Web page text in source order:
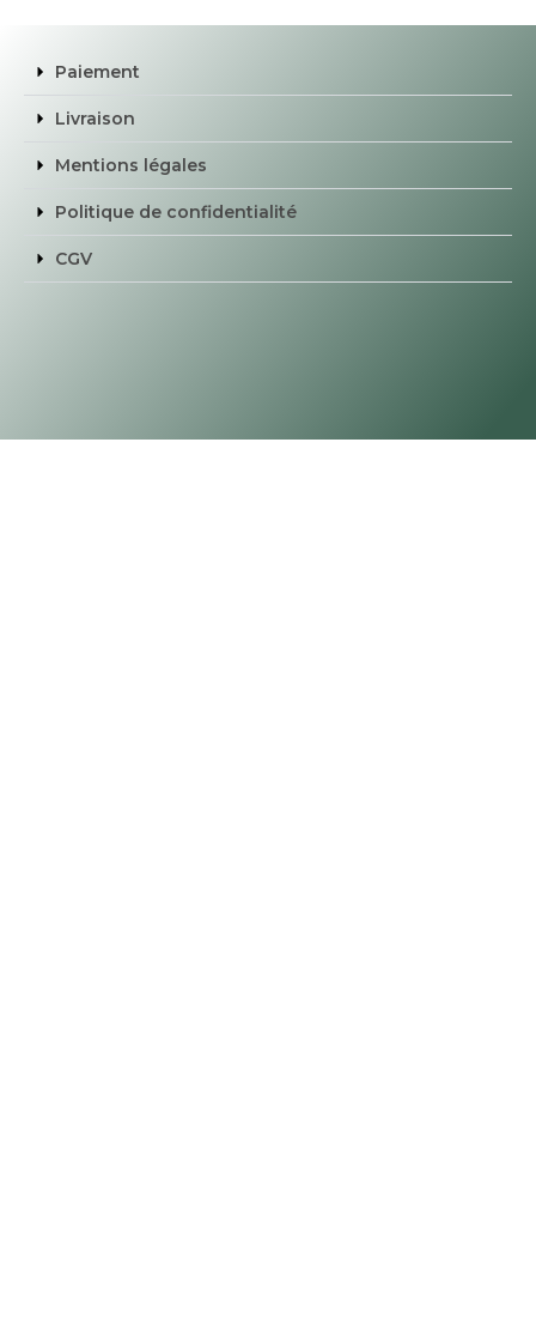
Paiement
Livraison
Mentions légales
Politique de confidentialité
CGV